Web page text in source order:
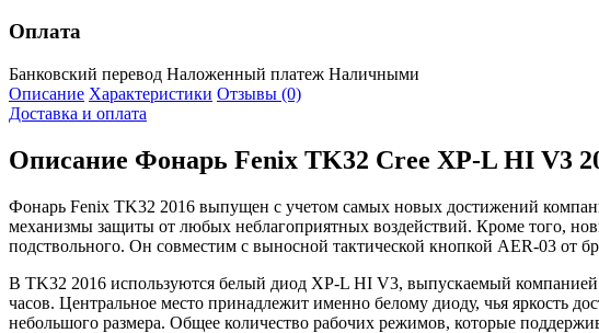
Оплата
Банковский перевод Наложенный платеж Наличными
Описание Характеристики Отзывы (0)
Доставка и оплата
Описание Фонарь Fenix TK32 Cree XP-L HI V3
Фонарь Fenix TK32 2016 выпущен с учетом самых новых достижений
механизмы защиты от любых неблагоприятных воздействий. Кроме того,
подствольного. Он совместим с выносной тактической кнопкой AER-03 от
В TK32 2016 используются белый диод XP-L HI V3, выпускаемый
часов. Центральное место принадлежит именно белому диоду, чья яркость
небольшого размера. Общее количество рабочих режимов, которые